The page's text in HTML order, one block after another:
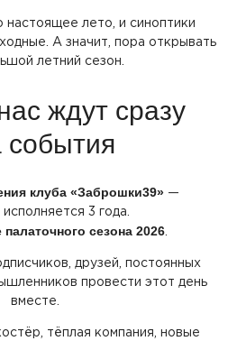
лето, и синоптики
А значит, пора открывать
летний сезон.
ждут сразу
события
клуба «Заброшки39»—
исполняется 3 года.
сезона 2026
друзей, постоянных
провести этот день
вместе.
тёплая компания, новые